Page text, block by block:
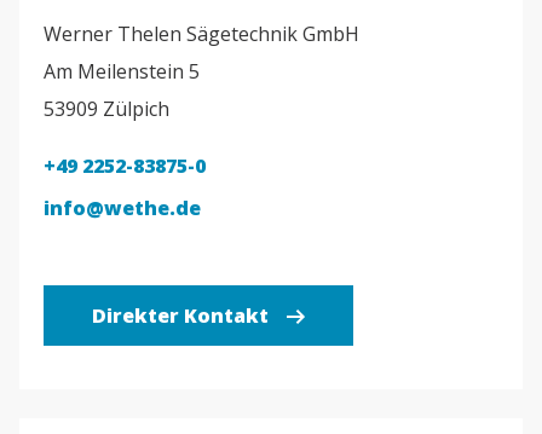
Werner Thelen Sägetechnik GmbH
Am Meilenstein 5
53909 Zülpich
+49 2252-83875-0
info@wethe.de
Direkter Kontakt